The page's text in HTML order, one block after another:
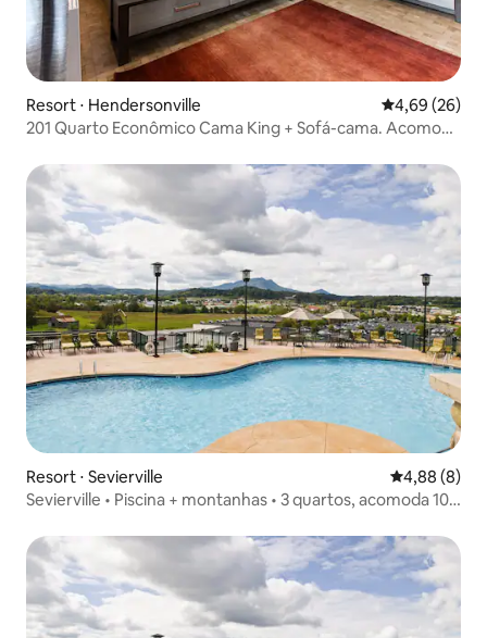
Resort ⋅ Hendersonville 4,69 de uma
4,69 (26)
201 Quarto Econômico Cama King + Sofá-cama. Acomoda
Resort ⋅ Sevierville 4,88 de uma
4,88 (8)
Sevierville • Piscina + montanhas • 3 quartos, acomoda 10